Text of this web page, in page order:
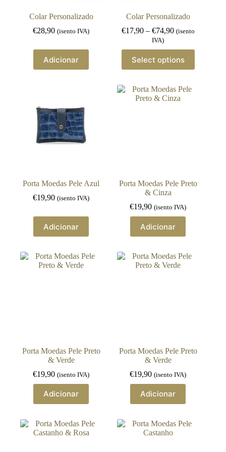
Colar Personalizado
€28,90 (isento IVA)
Adicionar
Colar Personalizado
€17,90 – €74,90Price
€17,90
through
(isento
IVA)
Select options
product
has
variants.
The
Porta Moedas Pele Azul
€19,90 (isento IVA)
Adicionar
Porta Moedas Pele Preto
& Cinza
€19,90 (isento IVA)
Adicionar
Porta Moedas Pele Preto
& Verde
€19,90 (isento IVA)
Adicionar
Porta Moedas Pele Preto
& Verde
€19,90 (isento IVA)
Adicionar